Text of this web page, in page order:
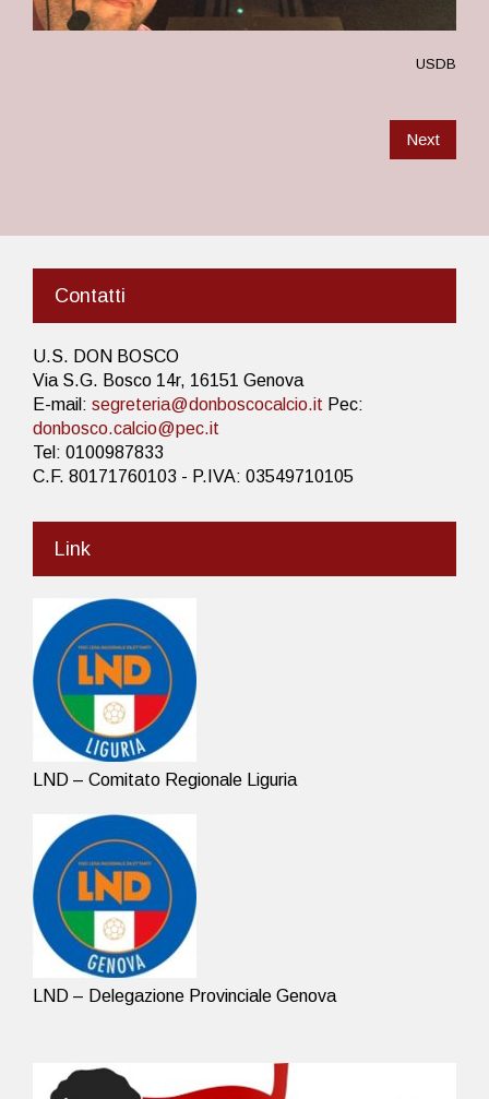
USDB
Next
Contatti
U.S. DON BOSCO
Via S.G. Bosco 14r, 16151 Genova
E-mail: segreteria@donboscocalcio.it Pec:
donbosco.calcio@pec.it
Tel: 0100987833
C.F. 80171760103 - P.IVA: 03549710105
Link
LND – Comitato Regionale Liguria
LND – Delegazione Provinciale Genova